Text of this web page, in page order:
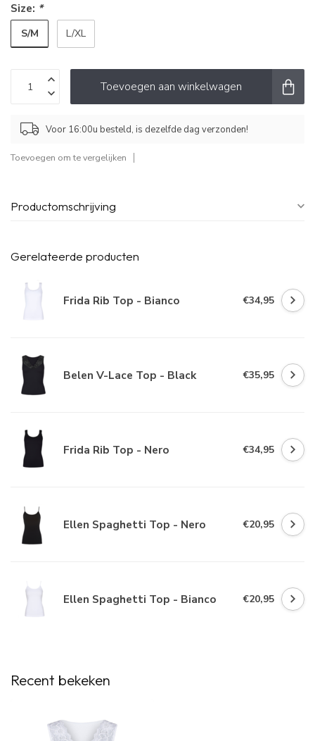
Size: *
S/M L/XL
Toevoegen aan winkelwagen
Voor 16:00u besteld, is dezelfde dag verzonden!
Toevoegen om te vergelijken
Productomschrijving
Gerelateerde producten
Frida Rib Top - Bianco €34,95
Belen V-Lace Top - Black €35,95
Frida Rib Top - Nero €34,95
Ellen Spaghetti Top - Nero €20,95
Ellen Spaghetti Top - Bianco €20,95
Recent bekeken